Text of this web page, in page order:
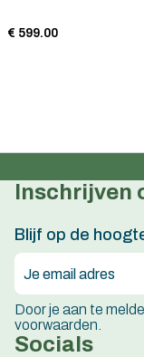
€ 599.00
Inschrijven
Blijf op de
Door je aan te
voorwaarden.
Socials